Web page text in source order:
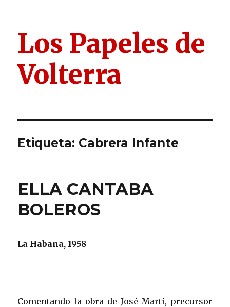
Los Papeles de
Volterra
Etiqueta: Cabrera Infante
ELLA CANTABA
BOLEROS
La Habana, 1958
Comentando la obra de José Martí, precursor